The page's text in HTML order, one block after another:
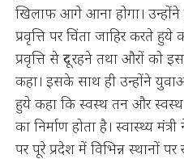
खिलाफ आगे आना होगा।
प्रवृत्ति पर चिंता जाहिर करते
प्रवृत्ति से दूर रहने तथा औरों को
कहा। इसके साथ ही उन्होंने
हुये कहा कि स्वस्थ तन और स्वस्थ
का निर्माण होता है। स्वास्थ्य
पर पूरे प्रदेश में विभिन्न स्थानों